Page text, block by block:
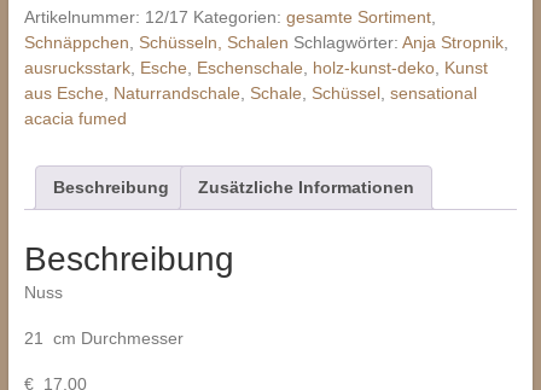
Artikelnummer: 12/17 Kategorien: gesamte Sortiment,
Schnäppchen
Schüsseln, Schalen Schlagwörter: Anja Stropnik,
ausrucksstark, Esche Eschenschale holz-kunst-deko, Kunst
aus Esche
Naturrandschale Schale Schüssel, sensational
acacia fumed
Beschreibung Zusätzliche Informationen
Beschreibung
Nuss
21 cm Durchmesser
€ 17,00